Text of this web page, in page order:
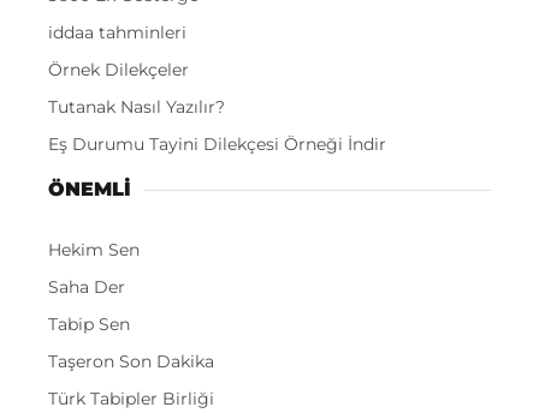
iddaa tahminleri
Örnek Dilekçeler
Tutanak Nasıl Yazılır?
Eş Durumu Tayini Dilekçesi Örneği İndir
ÖNEMLI
Hekim Sen
Saha Der
Tabip Sen
Taşeron Son Dakika
Türk Tabipler Birliği